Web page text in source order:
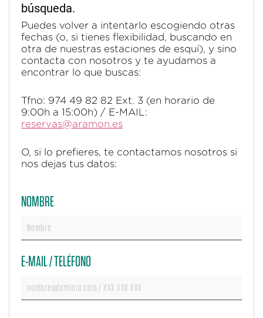
búsqueda.
Puedes volver a intentarlo escogiendo otras
fechas (o, si tienes flexibilidad, buscando en
otra de nuestras estaciones de esquí), y sino
contacta con nosotros y te ayudamos a
encontrar lo que buscas:
Tfno: 974 49 82 82 Ext. 3 (en horario de
9:00h a 15:00h) / E-MAIL:
reservas@aramon.es
O, si lo prefieres, te contactamos nosotros si
nos dejas tus datos:
NOMBRE
E-MAIL / TELÉFONO